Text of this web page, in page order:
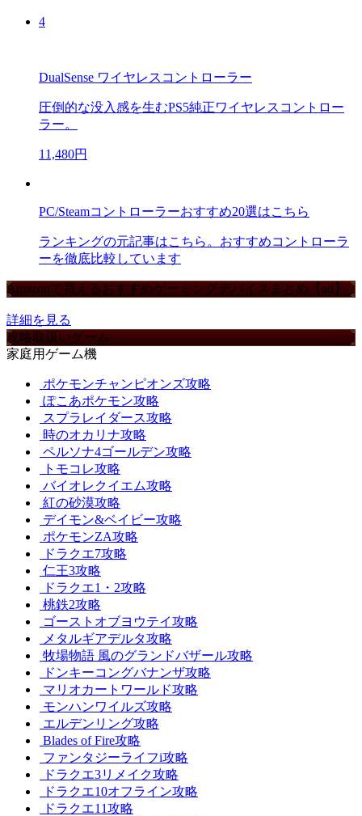
4
DualSense ワイヤレスコントローラー
圧倒的な没入感を生むPS5純正ワイヤレスコントロー
ラー。
11,480円
PC/Steamコントローラーおすすめ20選はこちら
ランキングの元記事はこちら。おすすめコントローラ
ーを徹底比較しています
Amazonで買えるおすすめゲーミングデバイスまとめ【ad】
詳細を見る
攻略取扱いゲーム
家庭用ゲーム機
ポケモンチャンピオンズ攻略
ぽこあポケモン攻略
スプラレイダース攻略
時のオカリナ攻略
ペルソナ4ゴールデン攻略
トモコレ攻略
バイオレクイエム攻略
紅の砂漠攻略
デイモン&ベイビー攻略
ポケモンZA攻略
ドラクエ7攻略
仁王3攻略
ドラクエ1・2攻略
桃鉄2攻略
ゴーストオブヨウテイ攻略
メタルギアデルタ攻略
牧場物語 風のグランドバザール攻略
ドンキーコングバナンザ攻略
マリオカートワールド攻略
モンハンワイルズ攻略
エルデンリング攻略
Blades of Fire攻略
ファンタジーライフi攻略
ドラクエ3リメイク攻略
ドラクエ10オフライン攻略
ドラクエ11攻略